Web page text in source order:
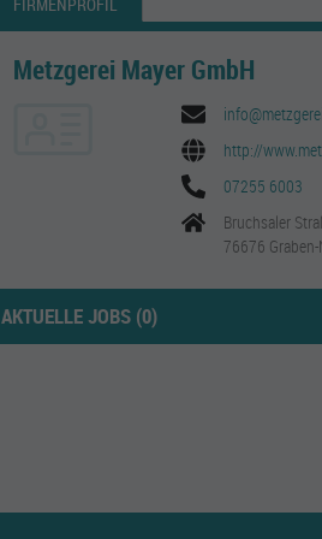
Metzgerei Mayer GmbH
http://
07255 6003
Bruchsaler
76676
AKTUELLE JOBS (0)